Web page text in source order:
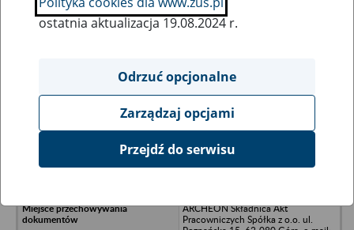
Ukryj wszystkie pozycje bazy
ACM MARI CAR Czesław Maryniak -
ARCHEON Składnica Akt
Pracowniczych Spółka z o.o. ul.
ostatnia aktualizacja 19.08.2024 r.
Odrzuć opcjonalne
Zarządzaj opcjami
Przejdź do serwisu